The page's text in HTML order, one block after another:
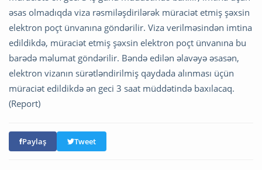
əsas olmadıqda viza rəsmiləşdirilərək müraciət etmiş şəxsin
elektron poçt ünvanına göndərilir. Viza verilməsindən imtina
edildikdə, müraciət etmiş şəxsin elektron poçt ünvanına bu
barədə məlumat göndərilir. Bəndə edilən əlavəyə əsasən,
elektron vizanın sürətləndirilmiş qaydada alınması üçün
müraciət edildikdə ən geci 3 saat müddətində baxılacaq.
(Report)
Paylaş Tweet